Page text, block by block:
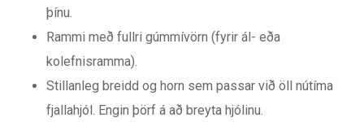
þínu.
Rammi með fullri gúmmívörn (fyrir ál- eða
kolefnisramma).
Stillanleg breidd og horn sem passar við öll nútíma
fjallahjól. Engin þörf á að breyta hjólinu.